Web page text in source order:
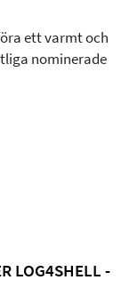
ett varmt och
nominerade
LOG4SHELL -